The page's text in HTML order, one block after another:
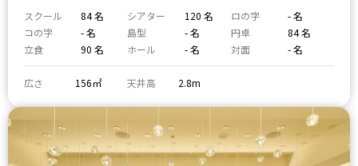
スクール 84 名 シアター 120 名 ロの字
- 名
コの字
- 名 島型 - 名 円卓
84 名
立食
90 名 ホール - 名 対面 - 名
広さ 156㎡ 天井高 2.8m